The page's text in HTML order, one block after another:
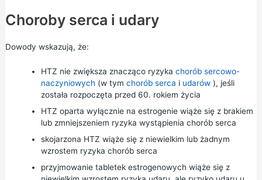
Choroby serca i udary
Dowody wskazują, że:
HTZ nie zwiększa znacząco ryzyka chorób sercowo-
naczyniowych (w tym chorób serca i udarów), jeśli
została rozpoczęta przed 60. rokiem życia
HTZ oparta wyłącznie na estrogenie wiąże się z brakiem
lub zmniejszeniem ryzyka wystąpienia chorób serca
skojarzona HTZ wiąże się z niewielkim lub żadnym
wzrostem ryzyka chorób serca
przyjmowanie tabletek estrogenowych wiąże się z